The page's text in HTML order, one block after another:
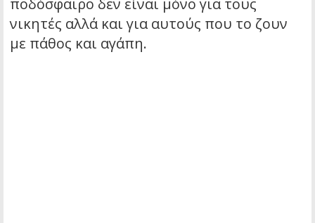
ποδόσφαιρο δεν είναι μόνο για τους
νικητές αλλά και για αυτούς που το ζουν
με πάθος και αγάπη.